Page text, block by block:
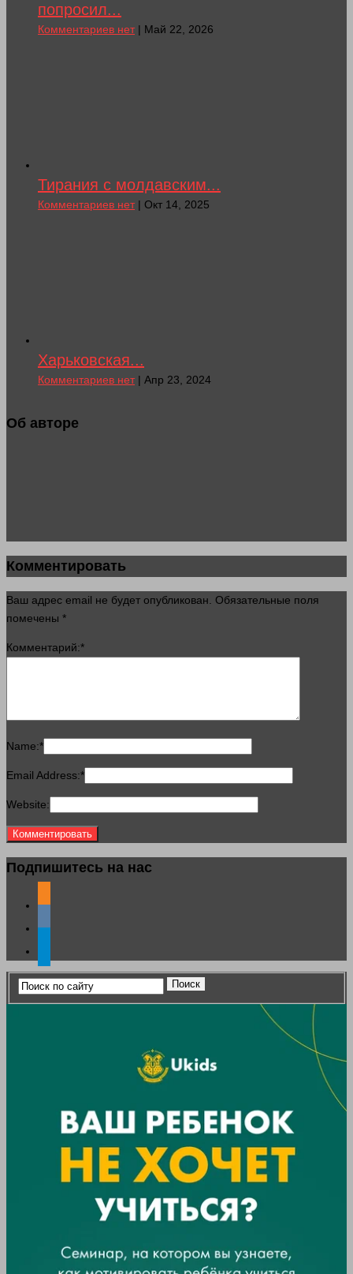
попросил...
Комментариев нет| Май 22, 2026
Тирания с молдавским...
Комментариев нет| Окт 14, 2025
Харьковская...
Комментариев нет| Апр 23, 2024
Об авторе
Комментировать
Ваш адрес email не будет опубликован. Обязательные поля
помечены *
Комментарий:*
Name:*
Email Address:*
Website:
Подпишитесь на нас